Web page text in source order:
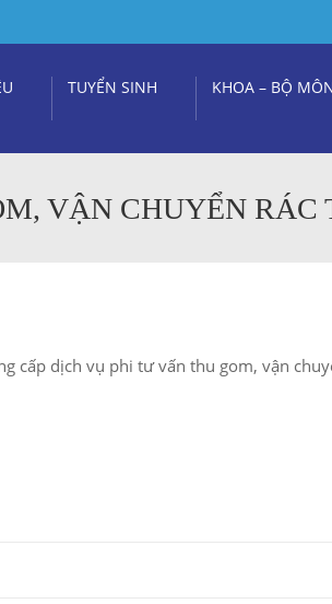
TUYỂN SINH KHOA – BỘ
VẬN CHUYỂN RÁC
cấp dịch vụ phi tư vấn thu gom, vận